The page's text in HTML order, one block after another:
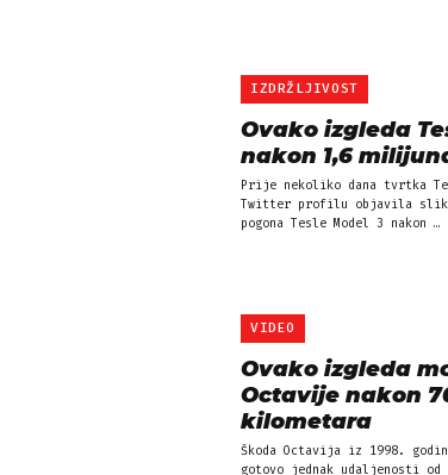
IZDRŽLJIVOST
Ovako izgleda
nakon 1,6
Prije nekoliko dana tvrtka
Twitter profilu objavila
pogona Tesle Model 3 nakon …
VIDEO
Ovako izgleda
Octavije nakon
kilometara
Škoda Octavija iz 1998.
gotovo jednak udaljenosti od